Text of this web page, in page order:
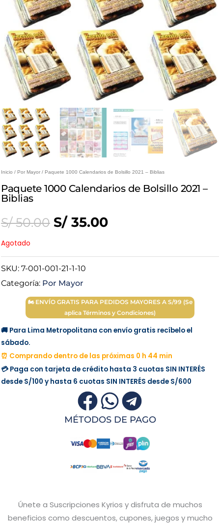
Inicio / Por Mayor / Paquete 1000 Calendarios de Bolsillo 2021 – Biblias
Paquete 1000 Calendarios de Bolsillo 2021 –
Biblias
S/50.00 Original
was:
S/ 50.00.
S/35.00Current
Agotado
SKU: 7-001-001-21-1-10
Categoría: Por Mayor
🏍 ENVÍO GRATIS PARA PEDIDOS MAYORES A S/99 (Se
aplica Términos y Condiciones)
🚚 Para Lima Metropolitana con envío gratis recíbelo el
sábado.
⏰ Comprando dentro de las próximas 0 h 44 min
💳 Paga con tarjeta de crédito hasta 3 cuotas SIN INTERÉS
desde S/100 y hasta 6 cuotas SIN INTERÉS desde S/600
MÉTODOS DE PAGO
Únete a Suscripciones Kyrios y disfruta de muchos
beneficios como descuentos, cupones, juegos y mucho